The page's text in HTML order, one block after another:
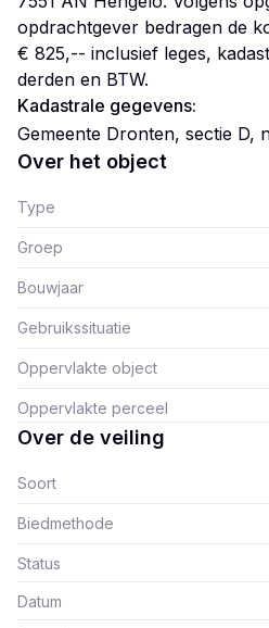
opdrachtgever bedragen de
€ 825,-- inclusief leges,
derden en BTW.
Kadastrale gegevens:
Gemeente Dronten, sectie D,
Over het object
Type
Groep
Bouwjaar
Gebruikssituatie
Oppervlakte object
Oppervlakte perceel
Over de veiling
Soort
Biedmethode
Status
Datum